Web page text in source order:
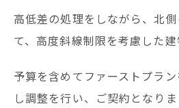
高低差の処理をしながら、北
て、高度斜線制限を考慮した建
予算を含めてファーストプラ
し調整を行い、ご契約となりま